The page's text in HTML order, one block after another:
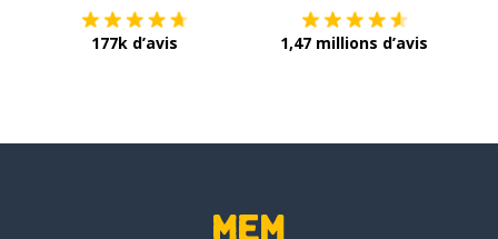
177k d’avis 1,47 millions d’avis